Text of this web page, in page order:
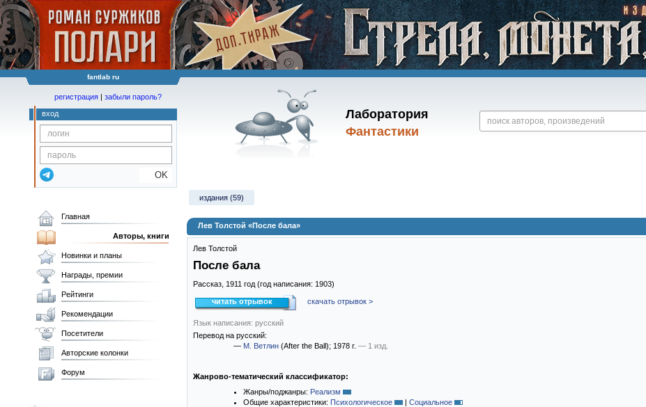
fantlab ru
Лаборатория
Фантастики
регистрация | забыли пароль?
вход
OK
издания (59)
Лев Толстой «После бала»
Лев Толстой
После бала
Рассказ, 1911 год (год написания: 1903)
читать отрывок скачать отрывок >
Язык написания: русский
Перевод на русский:
— М. Ветлин (After the Ball); 1978 г. — 1 изд.
Жанрово-тематический классификатор:
Жанры/поджанры: Реализм
Общие характеристики: Психологическое | Социальное
Главная
Авторы, книги
Новинки и планы
Награды, премии
Рейтинги
Рекомендации
Посетители
Авторские колонки
Форум